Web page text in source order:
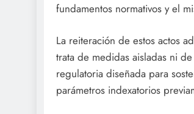
fundamentos normativos y el
La reiteración de estos actos
trata de medidas aisladas ni
regulatoria diseñada para
parámetros indexatorios